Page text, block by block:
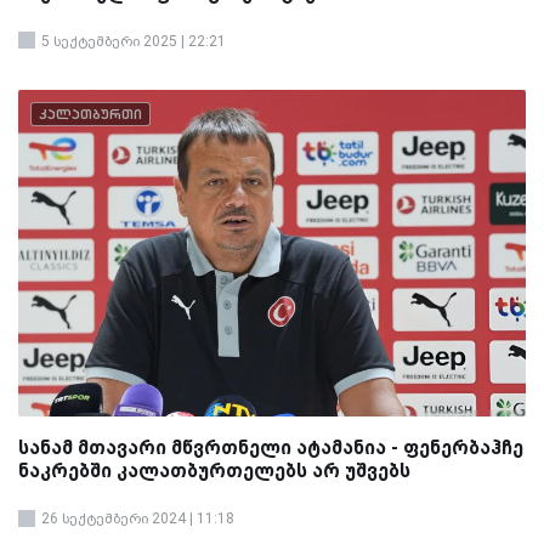
5 სექტემბერი 2025 | 22:21
კალათბურთი
სანამ მთავარი მწვრთნელი ატამანია - ფენერბაჰჩე
ნაკრებში კალათბურთელებს არ უშვებს
26 სექტემბერი 2024 | 11:18